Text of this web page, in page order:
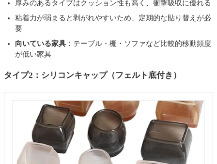
厚みのあるタイプはクッション性も高く、衝撃吸収に優れる
粘着力が弱まると剥がれやすいため、定期的な貼り替えが必
要
向いている家具：テーブル・棚・ソファなど比較的移動頻度
が低い家具
タイプ2：シリコンキャップ（フェルト底付き）